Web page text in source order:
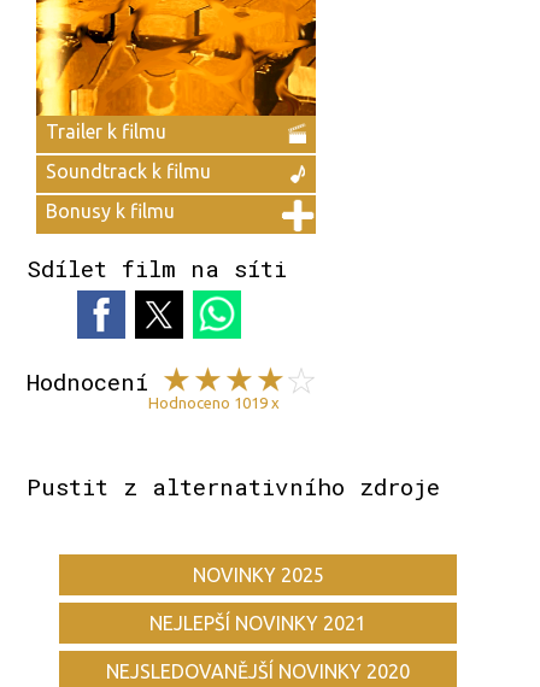
Trailer k filmu
Soundtrack k filmu
Bonusy k filmu
Sdílet film na síti
Hodnocení
Hodnoceno 1019 x
Pustit z alternativního zdroje
NOVINKY 2025
NEJLEPŠÍ NOVINKY 2021
NEJSLEDOVANĚJŠÍ NOVINKY 2020